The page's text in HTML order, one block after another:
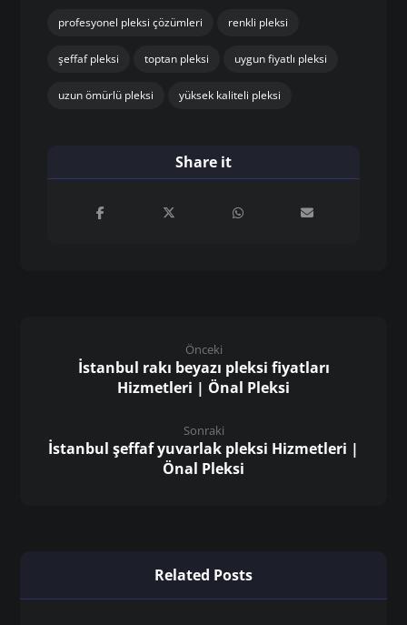
profesyonel pleksi çözümleri renkli pleksi
şeffaf pleksi toptan pleksi uygun fiyatlı pleksi
uzun ömürlü pleksi yüksek kaliteli pleksi
Önceki
İstanbul rakı beyazı pleksi fiyatları
Hizmetleri | Önal Pleksi
Sonraki
İstanbul şeffaf yuvarlak pleksi Hizmetleri |
Önal Pleksi
Related Posts